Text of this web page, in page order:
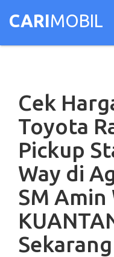
CARIMOBIL
Cek
Toyota
Pickup
Way di
SM Amin